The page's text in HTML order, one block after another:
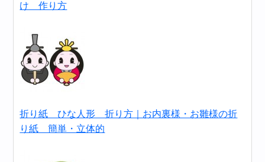
け 作り方
折り紙 ひな人形 折り方｜お内裏様・お雛様の折
り紙 簡単・立体的